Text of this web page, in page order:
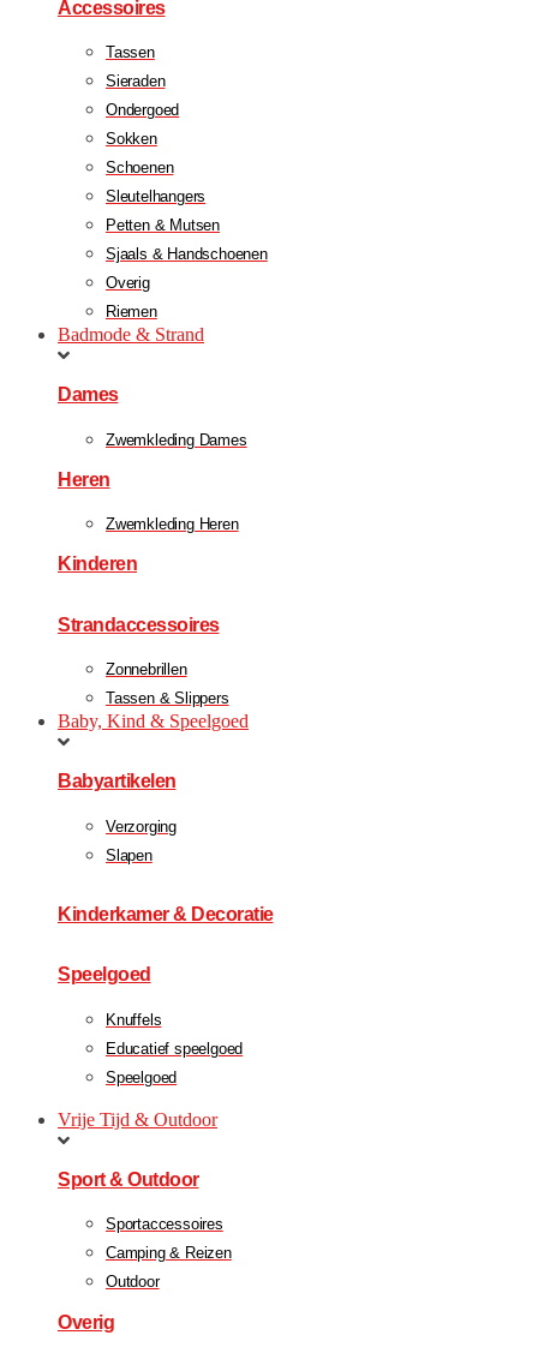
Accessoires
Tassen
Sieraden
Ondergoed
Sokken
Schoenen
Sleutelhangers
Petten & Mutsen
Sjaals & Handschoenen
Overig
Riemen
Badmode & Strand
Dames
Zwemkleding Dames
Heren
Zwemkleding Heren
Kinderen
Strandaccessoires
Zonnebrillen
Tassen & Slippers
Baby, Kind & Speelgoed
Babyartikelen
Verzorging
Slapen
Kinderkamer & Decoratie
Speelgoed
Knuffels
Educatief speelgoed
Speelgoed
Vrije Tijd & Outdoor
Sport & Outdoor
Sportaccessoires
Camping & Reizen
Outdoor
Overig